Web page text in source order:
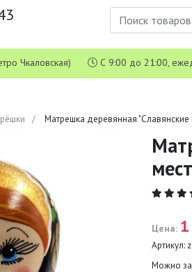
Чкаловская) С 9:00 до 21:00,
Матрешка деревянная "Славянские
Цена:
Артикул:
Можно